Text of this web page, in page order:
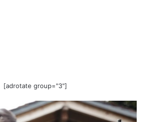
[adrotate group="3"]